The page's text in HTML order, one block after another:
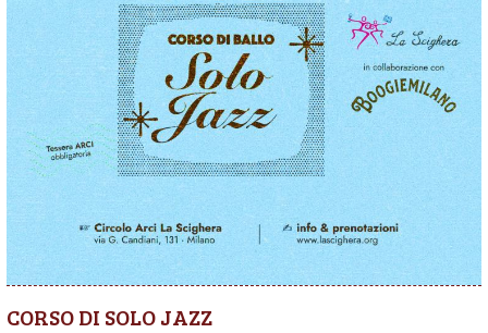
CORSO DI SOLO JAZZ